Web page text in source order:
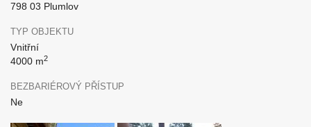
798 03 Plumlov
TYP OBJEKTU
Vnitřní
4000 m2
BEZBARIÉROVÝ PŘÍSTUP
Ne